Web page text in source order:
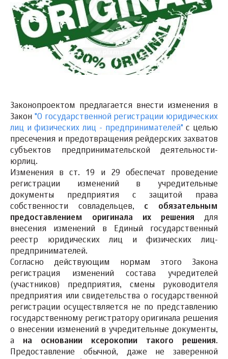
Законопроектом предлагается внести изменения в
Закон "О государственной регистрации юридических
лиц и физических лиц - предпринимателей"с целью
пресечения и предотвращения рейдерских захватов
субъектов предпринимательской деятельности-
юрлиц.
Изменения в ст. 19 и 29 обеспечат проведение
регистрации изменений в учредительные
документы предприятия с защитой права
собственности совладельцев, с обязательным
предоставлением оригинала их решения для
внесения изменений в Единый государственный
реестр юридических лиц и физических лиц-
предпринимателей.
Согласно действующим нормам этого Закона
регистрация изменений состава учредителей
(участников) предприятия, смены руководителя
предприятия или свидетельства о государственной
регистрации осуществляется не по представлению
государственному регистратору оригинала решения
о внесении изменений в учредительные документы,
а на основании ксерокопии такого решения.
Предоставление обычной, даже не заверенной